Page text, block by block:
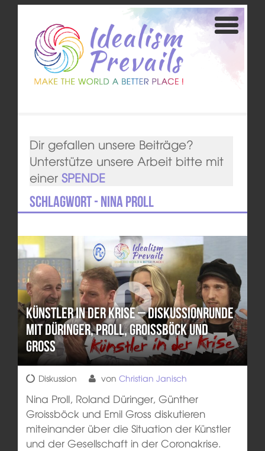
Dir gefallen unsere Beiträge?
Unterstütze unsere Arbeit bitte mit
einer SPENDE
Schlagwort - Nina Proll
Künstler in der Krise – Diskussionrunde
mit Düringer, Proll, Groissböck und
Gross
Diskussion von Christian Janisch
Nina Proll, Roland Düringer, Günther
Groissböck und Emil Gross diskutieren
miteinander über die Situation der Künstler
und der Gesellschaft in der Coronakrise.